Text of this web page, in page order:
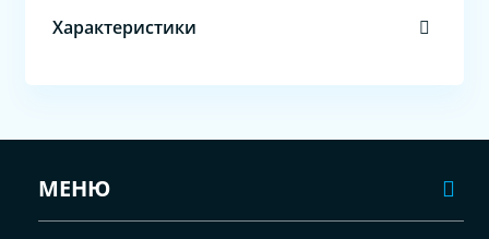
Характеристики
МЕНЮ